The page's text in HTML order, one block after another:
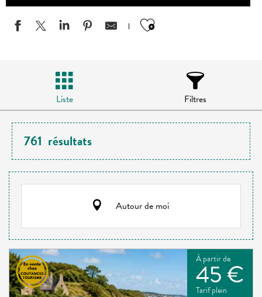
Ajouter aux
Liste Filtres
761 résultats
Autour de moi
À partir de
45 €
Tarif plein